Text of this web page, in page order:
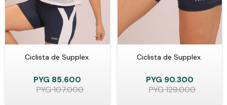
Ciclista de Supplex.
PYG 85.600
PYG107.000
Ciclista de Supplex.
PYG 90.300
PYG129.000